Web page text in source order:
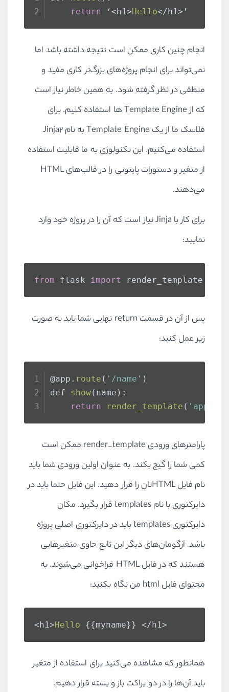
return ‘<h1>Hello</h1>’
انجام چنین کاری ممکن است نتیجه داشته باشد اما
نمی‌تواند برای انجام پروژه‌های بزرگ‌تر کاری مفید و
منطقی در نظر گرفته شود. به همین خاطر نیاز است
که از Template Engine ها استفاده کنیم. برای
فلاسک ما از یک Template Engine به نام Jinja2
استفاده می‌کنیم. این تکنولوژی به ما قابلیت استفاده
از متغیر و دستورات پایتونی را در قالب‌های HTML
می‌دهند.
برای کار با Jinja نیاز است که آن را در پروژه خود وارد
نمایید:
from flask import render_template
پس از آن در قسمت return نهایی شما باید به صورت
زیر عمل کنید:
@app. route ( '/name' )
def show(name):
return
render_template (
پارامترهای ورودی render_template ممکن است
کمی شما را گیج بکند. به عنوان اولین ورودی شما باید
نام فایل HTMLتان را قرار دهید. این فایل حتما باید در
دایرکتوری با نام templates قرار بگیرد. مکان
دایرکتوری templates باید در دایرکتوری اصلی پروژه
باشد. آرگومان‌های دیگر این تابع حاوی متغیرهایی
هستند که در فایل HTML فراخوانی می‌شوند. به
محتوای فایل html من نگاه بکنید:
<h1>Hello {{myname}} </h1>
همانطور که مشاهده می‌کنید برای استفاده از متغیر
باید آن‌ها را در دو براکت باز و بسته قرار دهیم.